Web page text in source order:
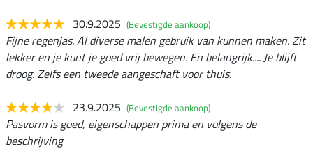
30.9.2025 (Bevestigde aankoop)
Fijne regenjas. Al diverse malen gebruik van kunnen maken. Zit
lekker en je kunt je goed vrij bewegen. En belangrijk.... Je blijft
droog. Zelfs een tweede aangeschaft voor thuis.
23.9.2025 (Bevestigde aankoop)
Pasvorm is goed, eigenschappen prima en volgens de
beschrijving